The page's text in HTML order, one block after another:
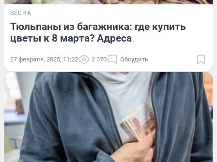
ВЕСНА
Тюльпаны из багажника: где купить
цветы к 8 марта? Адреса
27 февраля, 2025, 11:22 2 070 Обсудить